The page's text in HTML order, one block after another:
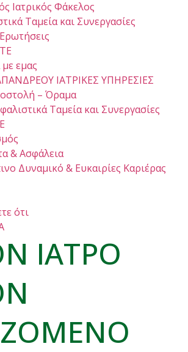
Ιατρικός Φάκελος
Ταμεία και Συνεργασίες
εμας
ΙΑΤΡΙΚΕΣ ΥΠΗΡΕΣΙΕΣ
– Όραμα
Ταμεία και Συνεργασίες
& Ασφάλεια
Δυναμικό & Ευκαιρίες Καριέρας
ότι
ΙΑΤΡΟ